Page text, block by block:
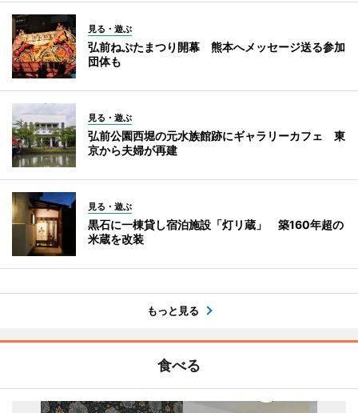
見る・遊ぶ
弘前ねぷたまつり開幕 熊本へメッセージ送る参加
団体も
見る・遊ぶ
弘前公園西堀の元水族館跡にギャラリーカフェ 東
京から夫婦が再建
見る・遊ぶ
黒石に一棟貸し宿泊施設「灯リ蔵」 築160年超の
米蔵を改装
もっと見る
食べる